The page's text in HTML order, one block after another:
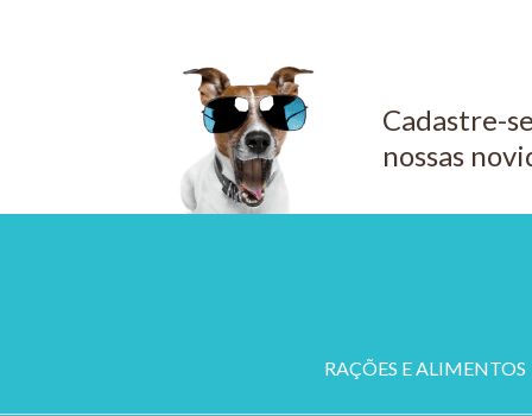
Cadastre-
nossas
RAÇÕES E ALIMENTOS